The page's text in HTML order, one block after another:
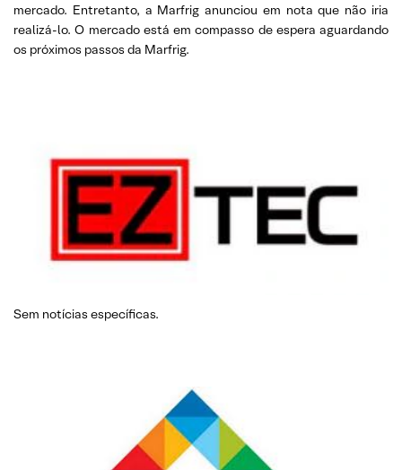
mercado. Entretanto, a Marfrig anunciou em nota que não iria
realizá-lo. O mercado está em compasso de espera aguardando
os próximos passos da Marfrig.
Sem notícias específicas.